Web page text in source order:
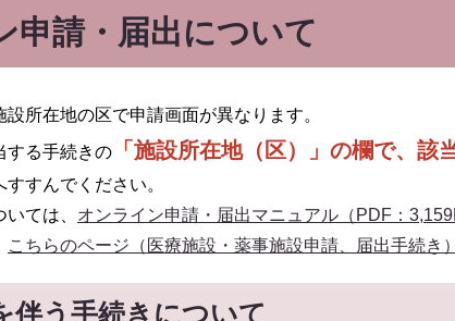
申請・届出について
所在地の区で申請画面が異なります。
する手続きの
「施設所在地（区）」の欄で、該
すすんでください。
ては、 オンライン申請・届出マニュアル（PDF：
こちらのページ（医療施設・薬事施設申請、届出手続き）
伴う手続きについて